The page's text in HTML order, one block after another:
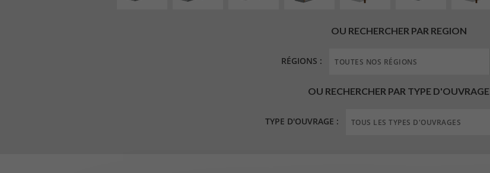
OU RECHERCHER PAR REGION
RÉGIONS :
OU RECHERCHER PAR TYPE D'OUVRAGE
TYPE D'OUVRAGE :